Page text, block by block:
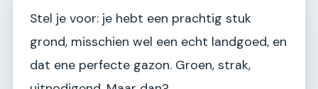
Stel je voor: je hebt een prachtig stuk
grond, misschien wel een echt landgoed, en
dat ene perfecte gazon. Groen, strak,